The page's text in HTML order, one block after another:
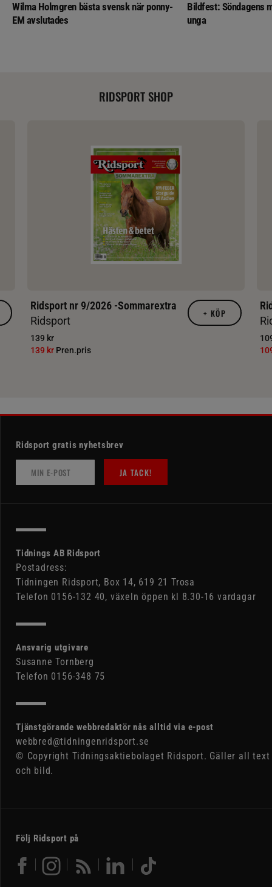
Wilma Holmgren bästa svensk när ponny-
EM avslutades
Bildfest: Söndagens
unga
RIDSPORT SHOP
Ridsport nr 9/2026 -Sommarextra
Ridsport
139 kr
139 kr Pren.pris
+ KÖP
Ridsport gratis nyhetsbrev
JA TACK!
Tidnings AB Ridsport
Postadress:
Tidningen Ridsport, Box 14, 619 21 Trosa
Telefon 0156-132 40, växeln öppen kl 8.30-16 vardagar
Ansvarig utgivare
Susanne Tornberg
Telefon 0156-348 75
Tjänstgörande webbredaktör nås alltid via e-post
webbred@tidningenridsport.se
© Copyright Tidningsaktiebolaget Ridsport. Gäller all text
och bild.
Följ Ridsport på